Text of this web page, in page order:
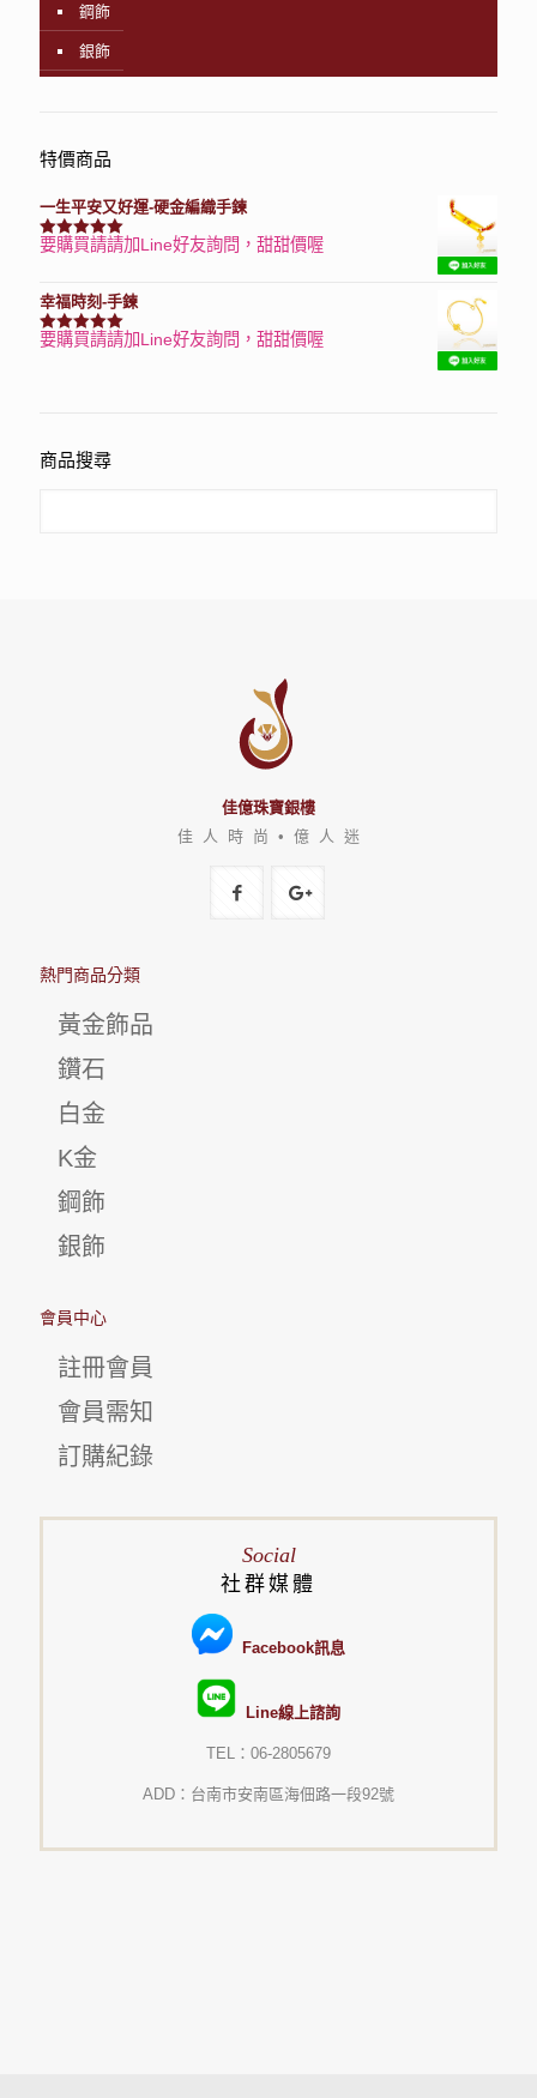
鋼飾
銀飾
特價商品
一生平安又好運-硬金編織手鍊
評分7740滿分 5
要購買請請加Line好友詢問，甜甜價喔
幸福時刻-手鍊
評分3150滿分 5
要購買請請加Line好友詢問，甜甜價喔
商品搜尋
佳億珠寶銀樓
佳 人 時 尚 • 億 人 迷
熱門商品分類
黃金飾品
鑽石
白金
K金
鋼飾
銀飾
會員中心
註冊會員
會員需知
訂購紀錄
Social
社群媒體
Facebook訊息
Line線上諮詢
TEL：06-2805679
ADD：台南市安南區海佃路一段92號